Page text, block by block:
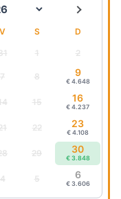
V S D
1 2
7 8 9
€ 4.648
15 16
€ 4.237
22 23
€ 4.108
29 30
€ 3.848
4 5 6
€ 3.606